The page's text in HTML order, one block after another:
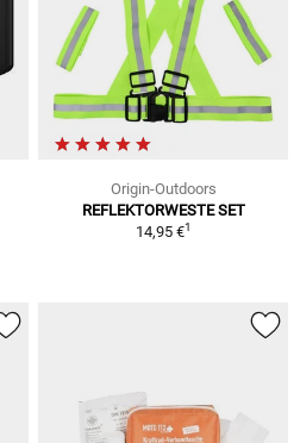
Origin-Outdoors
REFLEKTORWESTE SET
14,95 €1